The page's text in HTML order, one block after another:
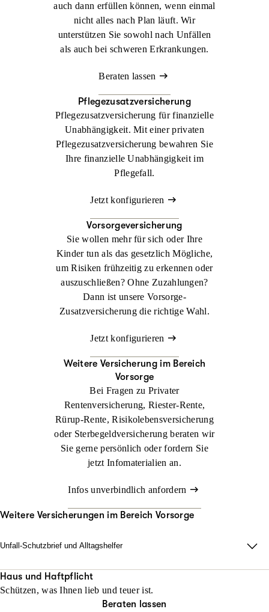
auch dann erfüllen können, wenn einmal
nicht alles nach Plan läuft. Wir
unterstützen Sie sowohl nach Unfällen
als auch bei schweren Erkrankungen.
Beraten lassen
Pflegezusatzversicherung
Pflegezusatzversicherung für finanzielle
Unabhängigkeit. Mit einer privaten
Pflegezusatzversicherung bewahren Sie
Ihre finanzielle Unabhängigkeit im
Pflegefall.
Jetzt konfigurieren
Vorsorgeversicherung
Sie wollen mehr für sich oder Ihre
Kinder tun als das gesetzlich Mögliche,
um Risiken frühzeitig zu erkennen oder
auszuschließen? Ohne Zuzahlungen?
Dann ist unsere Vorsorge-
Zusatzversicherung die richtige Wahl.
Jetzt konfigurieren
Weitere Versicherung im Bereich
Vorsorge
Bei Fragen zu Privater
Rentenversicherung, Riester-Rente,
Rürup-Rente, Risikolebensversicherung
oder Sterbegeldversicherung beraten wir
Sie gerne persönlich oder fordern Sie
jetzt Infomaterialien an.
Infos unverbindlich anfordern
Weitere Versicherungen im Bereich Vorsorge
Unfall-Schutzbrief und Alltagshelfer
Ihr Alltag nach einem Unfall innerhalb von 48 Stunden neu
organisiert ist.
Haus und Haftpflicht
Schützen, was Ihnen lieb und teuer ist.
Beraten lassen